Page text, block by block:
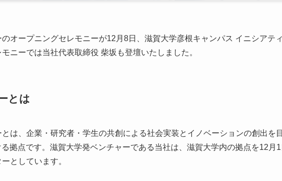
オープニングセレモニーが12月8日、滋賀大学彦根キャンパス イニシアテ
ニーでは当社代表取締役 柴坂も登壇いたしました。
とは
は、企業・研究者・学生の共創による社会実装とイノベーションの創出を
拠点です。滋賀大学発ベンチャーである当社は、滋賀大学内の拠点を12月
としています。